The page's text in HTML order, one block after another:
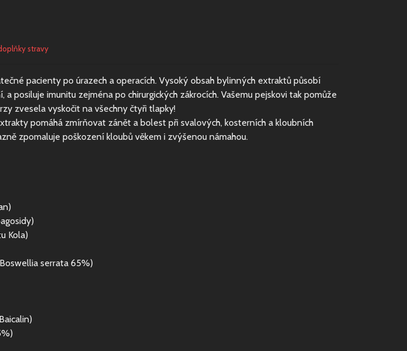
stravy
pacienty po úrazech a operacích. Vysoký obsah bylinných extraktů působí
posiluje imunitu zejména po chirurgických zákrocích. Vašemu pejskovi tak pomůže
zvesela vyskočit na všechny čtyři tlapky!
pomáhá zmírňovat zánět a bolest při svalových, kosterních a kloubních
zpomaluje poškození kloubů věkem i zvýšenou námahou.
Kola)
serrata 65%)